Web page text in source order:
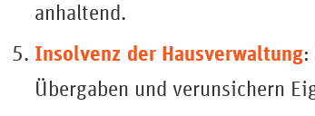
anhaltend.
Insolvenz der Hausverwaltung:
Übergaben und verunsichern